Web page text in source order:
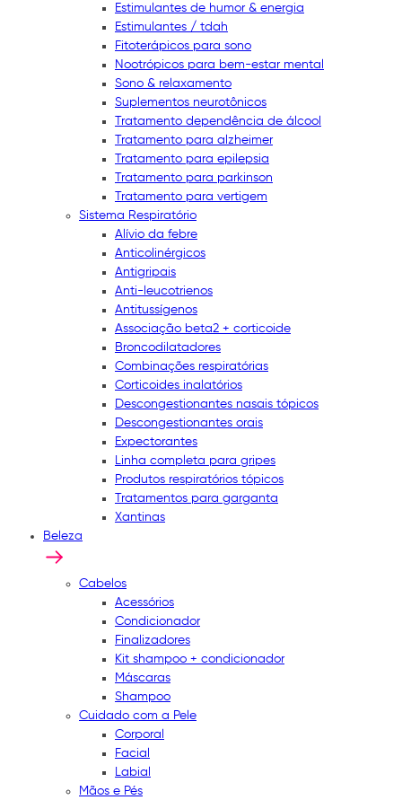
Estimulantes de humor & energia
Estimulantes / tdah
Fitoterápicos para sono
Nootrópicos para bem-estar mental
Sono & relaxamento
Suplementos neurotônicos
Tratamento dependência de álcool
Tratamento para alzheimer
Tratamento para epilepsia
Tratamento para parkinson
Tratamento para vertigem
Sistema Respiratório
Alívio da febre
Anticolinérgicos
Antigripais
Anti-leucotrienos
Antitussígenos
Associação beta2 + corticoide
Broncodilatadores
Combinações respiratórias
Corticoides inalatórios
Descongestionantes nasais tópicos
Descongestionantes orais
Expectorantes
Linha completa para gripes
Produtos respiratórios tópicos
Tratamentos para garganta
Xantinas
Beleza
Cabelos
Acessórios
Condicionador
Finalizadores
Kit shampoo + condicionador
Máscaras
Shampoo
Cuidado com a Pele
Corporal
Facial
Labial
Mãos e Pés